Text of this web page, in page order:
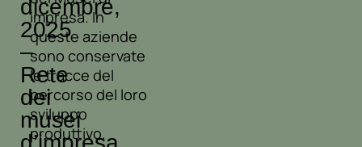
dicembre,
2025
–
Rete
dei
musei
impresa. In
queste aziende
sono conservate
le tracce del
percorso del loro
sviluppo
produttivo.